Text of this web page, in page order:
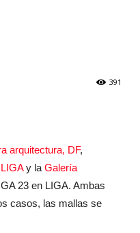
391
arquitectura, DF,
LIGAy la Galería
23 en LIGA. Ambas
casos, las mallas se